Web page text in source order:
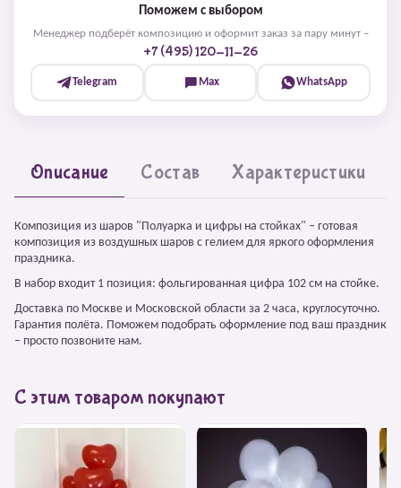
Поможем с выбором
Менеджер подберёт композицию и оформит заказ за пару минут –
+7 (495) 120-11-26
Telegram Max WhatsApp
Описание Состав Характеристики
Композиция из шаров "Полуарка и цифры на стойках" – готовая
композиция из воздушных шаров с гелием для яркого оформления
праздника.
В набор входит 1 позиция: фольгированная цифра 102 см на стойке.
Доставка по Москве и Московской области за 2 часа, круглосуточно.
Гарантия полёта. Поможем подобрать оформление под ваш праздник
– просто позвоните нам.
С этим товаром покупают